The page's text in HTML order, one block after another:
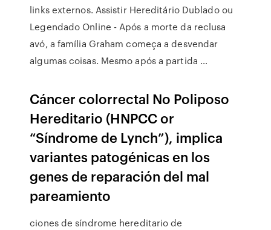
links externos. Assistir Hereditário Dublado ou
Legendado Online - Após a morte da reclusa
avó, a família Graham começa a desvendar
algumas coisas. Mesmo após a partida …
Cáncer colorrectal No Poliposo
Hereditario (HNPCC or
“Síndrome de Lynch”), implica
variantes patogénicas en los
genes de reparación del mal
pareamiento
ciones de síndrome hereditario de